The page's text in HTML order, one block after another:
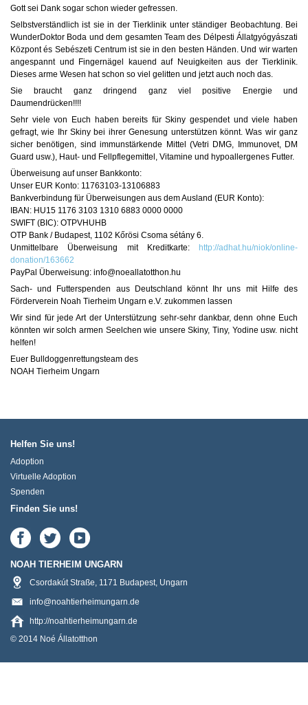
Gott sei Dank sogar schon wieder gefressen.
Selbstverständlich ist sie in der Tierklinik unter ständiger Beobachtung. Bei
WunderDoktor Boda und dem gesamten Team des Délpesti Állatgyógyászati
Központ és Sebészeti Centrum ist sie in den besten Händen. Und wir warten
angespannt und Fingernägel kauend auf Neuigkeiten aus der Tierklinik.
Dieses arme Wesen hat schon so viel gelitten und jetzt auch noch das.
Sie braucht ganz dringend ganz viel positive Energie und
Daumendrücken!!!!
Sehr viele von Euch haben bereits für Skiny gespendet und viele haben
gefragt, wie Ihr Skiny bei ihrer Genesung unterstützen könnt. Was wir ganz
sicher benötigen, sind immunstärkende Mittel (Vetri DMG, Immunovet, DM
Guard usw.), Haut- und Fellpflegemittel, Vitamine und hypoallergenes Futter.
Überweisung auf unser Bankkonto:
Unser EUR Konto: 11763103-13106883
Bankverbindung für Überweisungen aus dem Ausland (EUR Konto):
IBAN: HU15 1176 3103 1310 6883 0000 0000
SWIFT (BIC): OTPVHUHB
OTP Bank / Budapest, 1102 Kőrösi Csoma sétány 6.
Unmittelbare Überweisung mit Kreditkarte:
http://adhat.hu/niok/online-
donation/163662
PayPal Überweisung: info@noeallatotthon.hu
Sach- und Futterspenden aus Deutschland könnt Ihr uns mit Hilfe des
Förderverein Noah Tierheim Ungarn e.V. zukommen lassen
Wir sind für jede Art der Unterstützung sehr-sehr dankbar, denn ohne Euch
könnten wir solch armen Seelchen wie unsere Skiny, Tiny, Yodine usw. nicht
helfen!
Euer Bulldoggenrettungsteam des
NOAH Tierheim Ungarn
Helfen Sie uns!
Adoption
Virtuelle Adoption
Spenden
Finden Sie uns!
NOAH TIERHEIM UNGARN
Csordakút Straße, 1171 Budapest, Ungarn
info@noahtierheimungarn.de
http://noahtierheimungarn.de
© 2014 Noé Állatotthon